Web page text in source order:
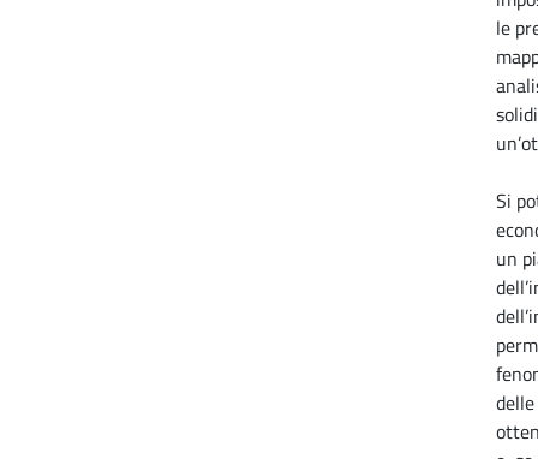
le
Si
un